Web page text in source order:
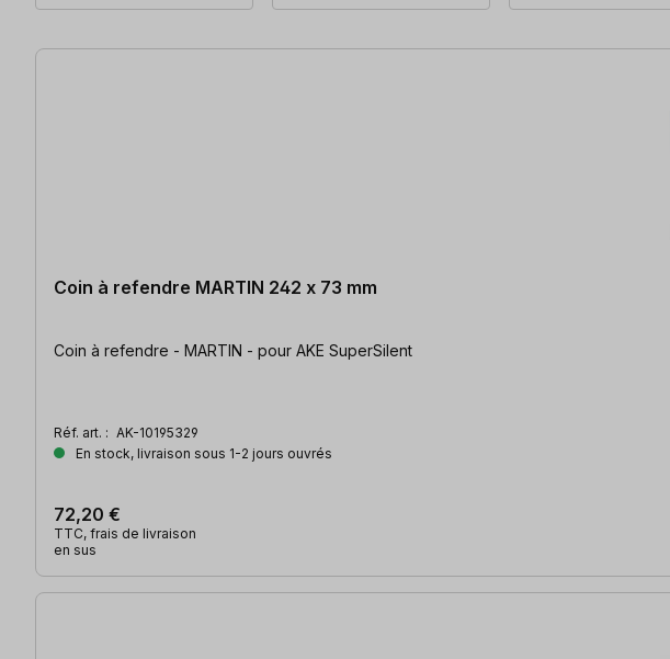
40 articles trouvés
Coin à refendre MARTIN 242 x 73 mm
Coin à refendre - MARTIN - pour AKE SuperSilent
Réf. art. : AK-10195329
En stock, livraison sous 1-2 jours ouvrés
72,20 €
TTC, frais de livraison
en sus